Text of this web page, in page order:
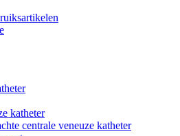
katheter
centrale veneuze katheter